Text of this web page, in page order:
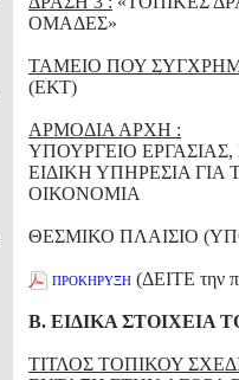
ΟΜΑΔΕΣ»
ΤΑΜΕΙΟ ΠΟΥ
(ΕΚΤ)
ΑΡΜΟΔΙΑ ΑΡΧΗ :
ΥΠΟΥΡΓΕΙΟ
ΕΙΔΙΚΗ ΥΠΗΡΕΣΙΑ
ΟΙΚΟΝΟΜΙΑ
ΘΕΣΜΙΚΟ ΠΛΑΙΣΙΟ
ΠΡΟΚΗΡΥΞΗ (ΔΕΙΤΕ την
Β. ΕΙΔΙΚΑ ΣΤΟΙΧΕΙΑ
ΤΙΤΛΟΣ ΤΟΠΙΚΟΥ